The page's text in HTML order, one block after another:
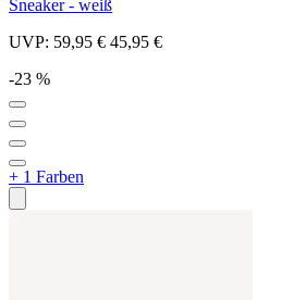
Sneaker - weiß
UVP: 59,95 € 45,95 €
-23 %
+ 1 Farben